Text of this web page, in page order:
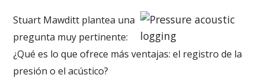
Stuart Mawditt plantea una
pregunta muy pertinente:
¿Qué es lo que ofrece más ventajas: el registro de la
presión o el acústico?